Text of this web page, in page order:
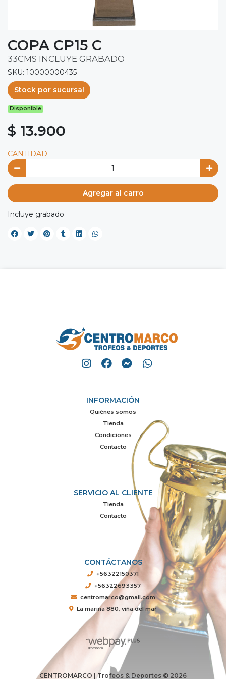
COPA CP15 C
33CMS INCLUYE GRABADO
SKU: 10000000435
Stock por sucursal
Disponible
$ 13.900
CANTIDAD
Agregar al carro
Incluye grabado
INFORMACIÓN
Quiénes somos
Tienda
Condiciones
Contacto
SERVICIO AL CLIENTE
Tienda
Contacto
CONTÁCTANOS
+56322150371
+56322693357
centromarco@gmail.com
La marina 880, viña del mar
CENTROMARCO | Trofeos & Deportes © 2026